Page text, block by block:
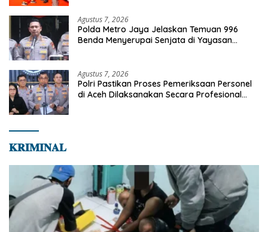
Agustus 7, 2026
Polda Metro Jaya Jelaskan Temuan 996
Benda Menyerupai Senjata di Yayasan
Agustus 7, 2026
Polri Pastikan Proses Pemeriksaan Personel
di Aceh Dilaksanakan Secara Profesional
𝐊𝐑𝐈𝐌𝐈𝐍𝐀𝐋